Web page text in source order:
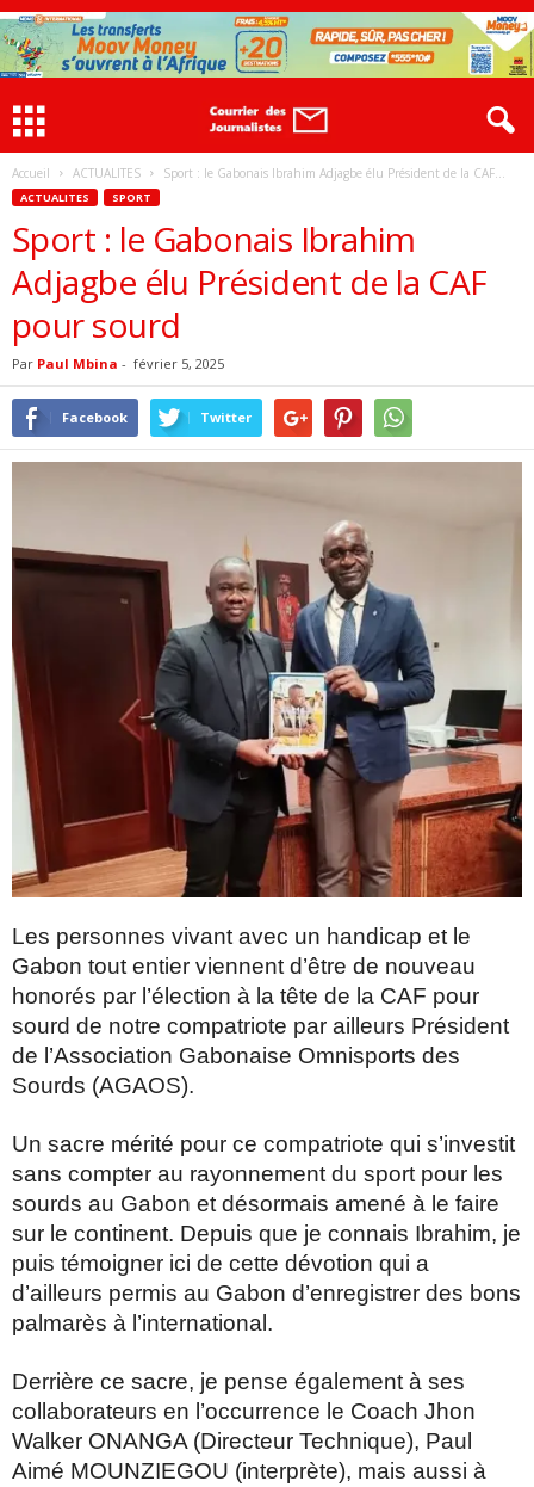
Accueil ACTUALITES Sport : le Gabonais Ibrahim Adjagbe élu Président de la CAF...
ACTUALITES SPORT
Sport : le Gabonais Ibrahim
Adjagbe élu Président de la CAF
pour sourd
Par Paul Mbina - février 5, 2025
Facebook Twitter
Les personnes vivant avec un handicap et le
Gabon tout entier viennent d’être de nouveau
honorés par l’élection à la tête de la CAF pour
sourd de notre compatriote par ailleurs Président
de l’Association Gabonaise Omnisports des
Sourds (AGAOS).
Un sacre mérité pour ce compatriote qui s’investit
sans compter au rayonnement du sport pour les
sourds au Gabon et désormais amené à le faire
sur le continent. Depuis que je connais Ibrahim, je
puis témoigner ici de cette dévotion qui a
d’ailleurs permis au Gabon d’enregistrer des bons
palmarès à l’international.
Derrière ce sacre, je pense également à ses
collaborateurs en l’occurrence le Coach Jhon
Walker ONANGA (Directeur Technique), Paul
Aimé MOUNZIEGOU (interprète), mais aussi à